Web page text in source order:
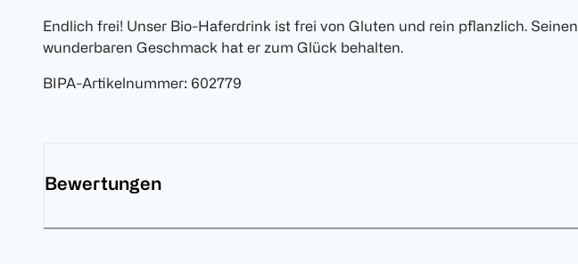
Endlich frei! Unser Bio-Haferdrink ist frei von Gluten und rein pflanzlich. Seinen
wunderbaren Geschmack hat er zum Glück behalten.
BIPA-Artikelnummer: 602779
Bewertungen